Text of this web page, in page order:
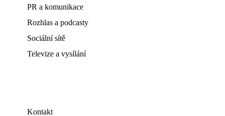
PR a komunikace
Rozhlas a podcasty
Sociální sítě
Televize a vysílání
Kontakt